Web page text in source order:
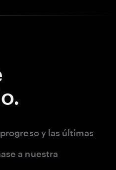
y las últimas
a nuestra